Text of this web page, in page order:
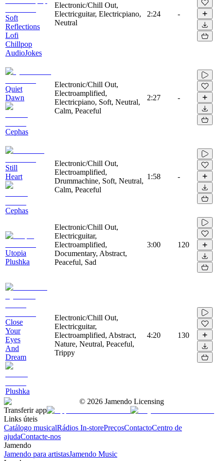
Soft
Reflections
Lofi
Chillpop
AudioJokes
Electronic/Chill Out,
Electricguitar, Electricpiano,
Neutral
2:24 -
Quiet
Dawn
Cephas
Electronic/Chill Out,
Electroamplified,
Electricpiano, Soft, Neutral,
Calm, Peaceful
2:27 -
Still
Heart
Cephas
Electronic/Chill Out,
Electroamplified,
Drummachine, Soft, Neutral,
Calm, Peaceful
1:58 -
Utopia
Plushka
Electronic/Chill Out,
Electricguitar,
Electroamplified,
Documentary, Abstract,
Peaceful, Sad
3:00 120
Close
Your
Eyes
And
Dream
Plushka
Electronic/Chill Out,
Electricguitar,
Electroamplified, Abstract,
Nature, Neutral, Peaceful,
Trippy
4:20 130
© 2026 Jamendo Licensing
Transferir app
Links úteis
Catálogo musicalRádios In-storePreçosContactoCentro de
ajudaContacte-nos
Jamendo
Jamendo para artistasJamendo Music